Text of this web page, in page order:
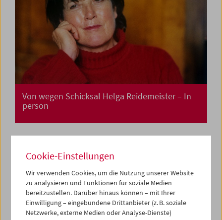
Von wegen Schicksal Helga Reidemeister – In
person
Cookie-Einstellungen
Wir verwenden Cookies, um die Nutzung unserer Website
zu analysieren und Funktionen für soziale Medien
bereitzustellen. Darüber hinaus können – mit Ihrer
Einwilligung – eingebundene Drittanbieter (z. B. soziale
Netzwerke, externe Medien oder Analyse-Dienste)